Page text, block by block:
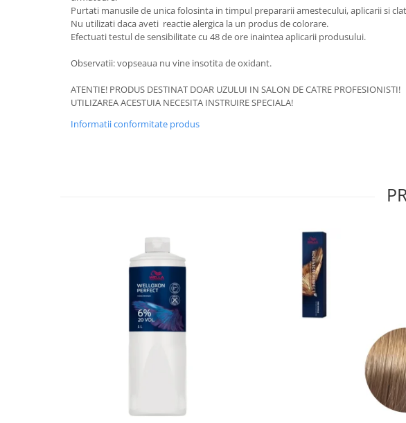
Purtati manusile de unica folosinta in timpul prepararii amestecului, aplicarii si
Nu utilizati daca aveti reactie alergica la un produs de colorare.
Efectuati testul de sensibilitate cu 48 de ore inaintea aplicarii produsului.
Observatii: vopseaua nu vine insotita de oxidant.
ATENTIE! PRODUS DESTINAT DOAR UZULUI IN SALON DE CATRE PROFESIONISTI!
UTILIZAREA ACESTUIA NECESITA INSTRUIRE SPECIALA!
Informatii conformitate produs